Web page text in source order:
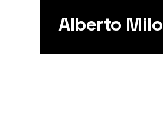
Alberto Milo